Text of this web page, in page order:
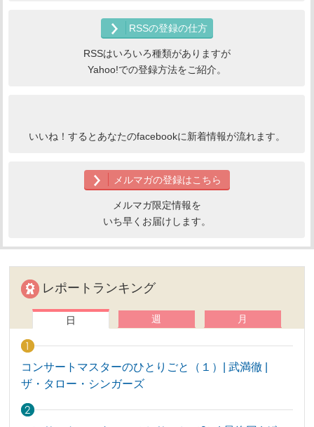
RSSの登録の仕方
RSSはいろいろ種類がありますが
Yahoo!での登録方法をご紹介。
いいね！するとあなたのfacebookに新着情報が流れます。
メルマガの登録はこちら
メルマガ限定情報を
いち早くお届けします。
レポートランキング
日 週 月
コンサートマスターのひとりごと（１）| 武満徹 |
ザ・タロー・シンガーズ